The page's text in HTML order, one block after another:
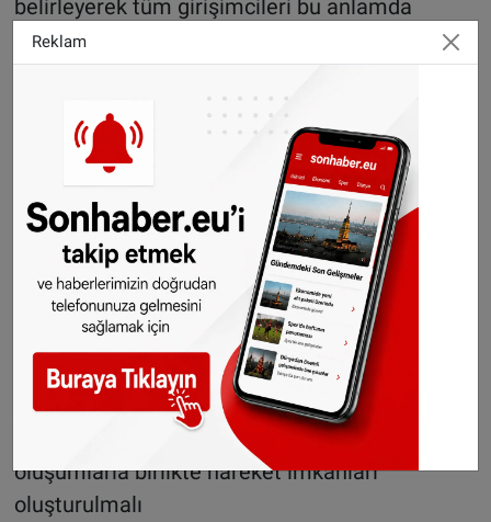
belirleyerek tüm girişimcileri bu anlamda
bilgilendirmeleri kaçınılmazdır.
Özünden uzaklaşan her şeyin bozulmaya
mahkûm olduğu bilinciyle hareket edilerek bu
durumu hep birlikte iyileşmeye doğru
getirmemiz gerekmektedir.
İyi bir ticaret ahlakının oluşturulması için neler
yapılmalıdır konusunda ki benim naçizane
önerilerimi birkaç başlık ile siz değerli
okuyucularım ile paylaşmak isterim.
- Öncelikle şahsiyetli kişiler ve kadrolar
yetiştirilmeli
- Ekip çalışması ile organizeler veya güçlü
oluşumlarla birlikte hareket imkânları
oluşturulmalı
Reklam